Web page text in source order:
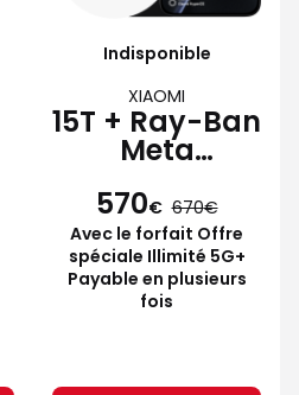
Indisponible
XIAOMI
15T + Ray-Ban
Meta
570€ 670
Avec le forfait Offre
spéciale Illimité 5G+
Payable en plusieurs
fois